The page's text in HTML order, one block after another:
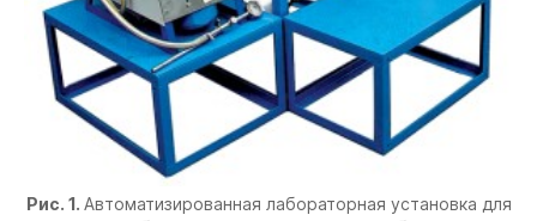
Рис. 1. Автоматизированная лабораторная установка для